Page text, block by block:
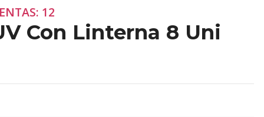
12
Con Linterna 8 Uni